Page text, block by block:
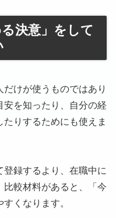
決意」をして
けが使うものではあり
安を知ったり、自分の経
りするためにも使えま
録するより、在職中に
較材料があると、「今
くなります。